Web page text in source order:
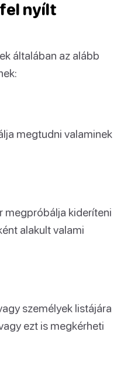
nyílt
általában az alább
megtudni valaminek
megpróbálja kideríteni
alakult valami
személyek listájára
ezt is megkérheti